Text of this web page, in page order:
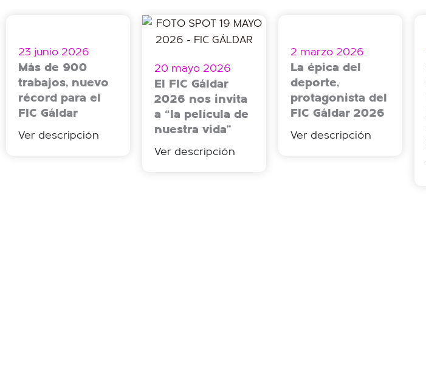
23 junio 2026
Más de 900
trabajos, nuevo
récord para el
FIC Gáldar
Ver descripción
20 mayo 2026
El FIC Gáldar
2026 nos invita
a “la película de
nuestra vida”
Ver descripción
2 marzo 2026
La épica del
deporte,
protagonista del
FIC Gáldar 2026
Ver descripción